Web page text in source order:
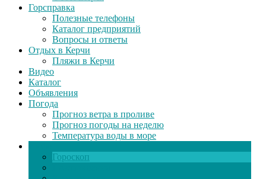
Горсправка
Полезные телефоны
Каталог предприятий
Вопросы и ответы
Отдых в Керчи
Пляжи в Керчи
Видео
Каталог
Объявления
Погода
Прогноз ветра в проливе
Прогноз погоды на неделю
Температура воды в море
Гороскоп